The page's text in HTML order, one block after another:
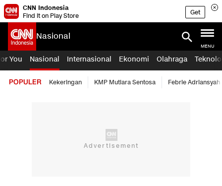
CNN Indonesia
Find it on Play Store
Get
Nasional
MENU
You Nasional Internasional Ekonomi Olahraga
POPULER Kekeringan KMP Mutiara Sentosa Febrie Adriansyah